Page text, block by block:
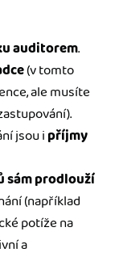
auditorem.
(v tomto
ale musíte
jsou ipříjmy
sám prodlouží
(například
potíže na
a